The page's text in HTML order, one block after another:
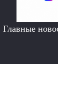
Главные